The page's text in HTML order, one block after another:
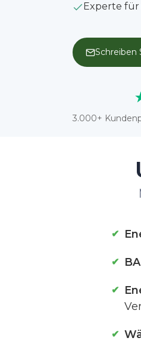
Experte für
Schreiben
3.000+